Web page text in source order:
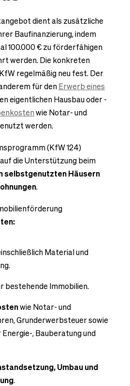
dient als zusätzliche
Baufinanzierung, indem
100.000 € zu förderfähigen
werden. Die konkreten
regelmäßig neu fest. Der
für denErwerb eines
eigentlichen Hausbau oder -
wie Notar- und
werden.
(KfW 124)
die Unterstützung beim
selbstgenutzten Häusern
.
Material und
bestehende Immobilien.
wie Notar- und
Grunderwerbsteuer sowie
, Bauberatung und
Umbau und
.